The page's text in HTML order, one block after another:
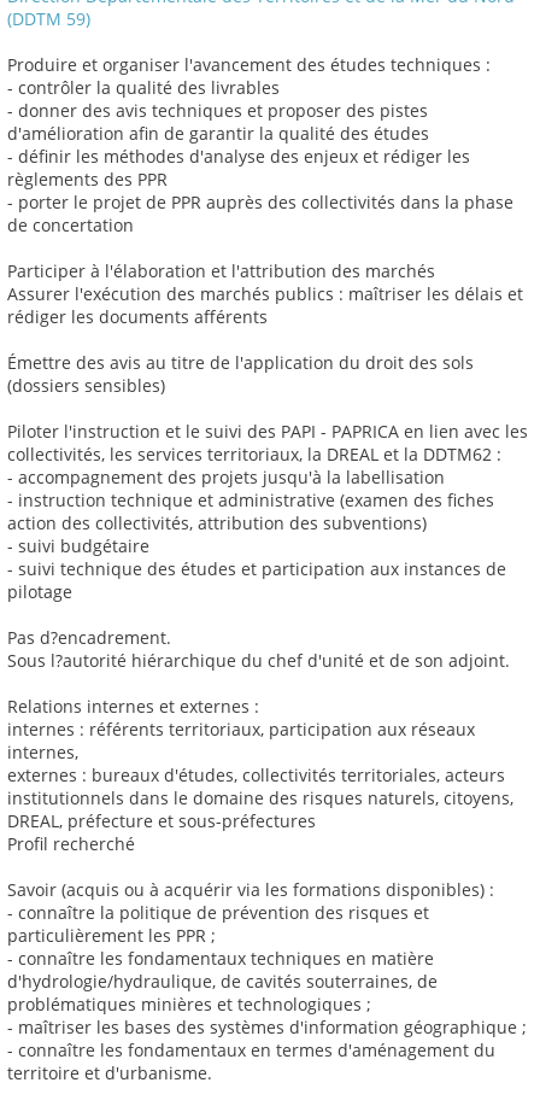
(DDTM 59)
Produire et organiser l'avancement des études techniques :
- contrôler la qualité des livrables
- donner des avis techniques et proposer des pistes
d'amélioration afin de garantir la qualité des études
- définir les méthodes d'analyse des enjeux et rédiger les
règlements des PPR
- porter le projet de PPR auprès des collectivités dans la phase
de concertation
Participer à l'élaboration et l'attribution des marchés
Assurer l'exécution des marchés publics : maîtriser les délais et
rédiger les documents afférents
Émettre des avis au titre de l'application du droit des sols
(dossiers sensibles)
Piloter l'instruction et le suivi des PAPI - PAPRICA en lien avec les
collectivités, les services territoriaux, la DREAL et la DDTM62 :
- accompagnement des projets jusqu'à la labellisation
- instruction technique et administrative (examen des fiches
action des collectivités, attribution des subventions)
- suivi budgétaire
- suivi technique des études et participation aux instances de
pilotage
Pas d?encadrement.
Sous l?autorité hiérarchique du chef d'unité et de son adjoint.
Relations internes et externes :
internes : référents territoriaux, participation aux réseaux
internes,
externes : bureaux d'études, collectivités territoriales, acteurs
institutionnels dans le domaine des risques naturels, citoyens,
DREAL, préfecture et sous-préfectures
Profil recherché
Savoir (acquis ou à acquérir via les formations disponibles) :
- connaître la politique de prévention des risques et
particulièrement les PPR ;
- connaître les fondamentaux techniques en matière
d'hydrologie/hydraulique, de cavités souterraines, de
problématiques minières et technologiques ;
- maîtriser les bases des systèmes d'information géographique ;
- connaître les fondamentaux en termes d'aménagement du
territoire et d'urbanisme.